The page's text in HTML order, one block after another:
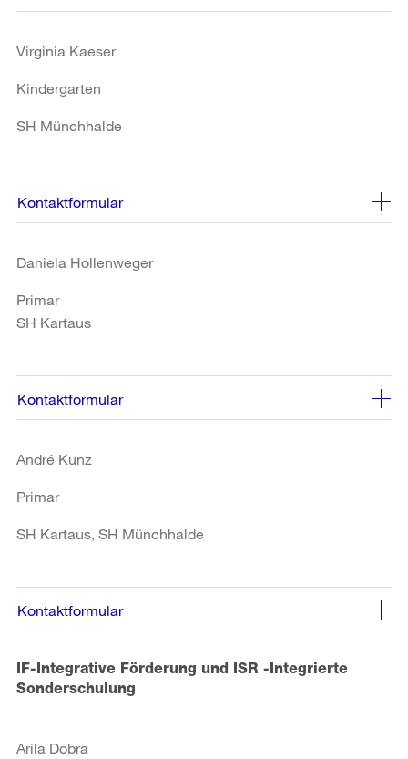
Virginia Kaeser
Kindergarten
SH Münchhalde
Kontaktformular
Daniela Hollenweger
Primar
SH Kartaus
Kontaktformular
André Kunz
Primar
SH Kartaus, SH Münchhalde
Kontaktformular
IF-Integrative Förderung und ISR -Integrierte
Sonderschulung
Arila Dobra